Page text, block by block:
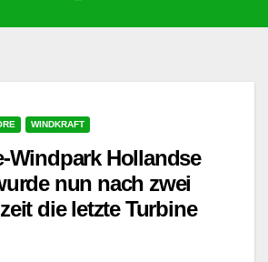
WINDKRAFT
Windpark Hollandse
nun nach zwei
die letzte Turbine